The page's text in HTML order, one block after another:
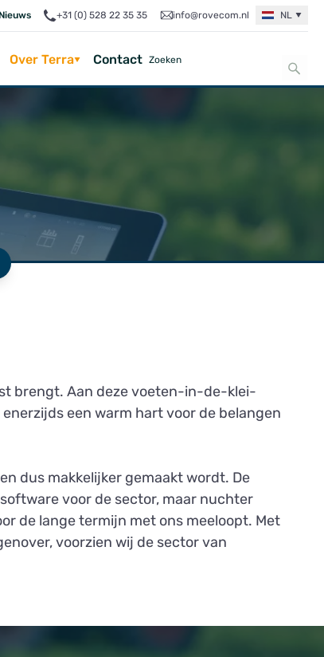
Nieuws +31 (0) 528 22 35 35 info@rovecom.nl NL
Over Terra Contact
brengt. Aan deze voeten-in-de-klei-
een warm hart voor de belangen
dus makkelijker gemaakt wordt. De
voor de sector, maar nuchter
de lange termijn met ons meeloopt. Met
voorzien wij de sector van